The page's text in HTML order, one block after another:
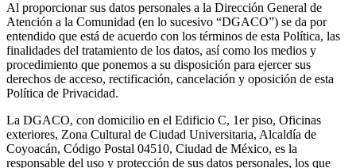
Al proporcionar sus datos personales a la Dirección General de
Atención a la Comunidad (en lo sucesivo “DGACO”) se da por
entendido que está de acuerdo con los términos de esta Política, las
finalidades del tratamiento de los datos, así como los medios y
procedimiento que ponemos a su disposición para ejercer sus
derechos de acceso, rectificación, cancelación y oposición de esta
Política de Privacidad.
La DGACO, con domicilio en el Edificio C, 1er piso, Oficinas
exteriores, Zona Cultural de Ciudad Universitaria, Alcaldía de
Coyoacán, Código Postal 04510, Ciudad de México, es la
responsable del uso y protección de sus datos personales, los que